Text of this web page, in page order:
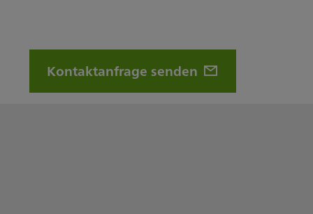
Kontaktanfrage senden